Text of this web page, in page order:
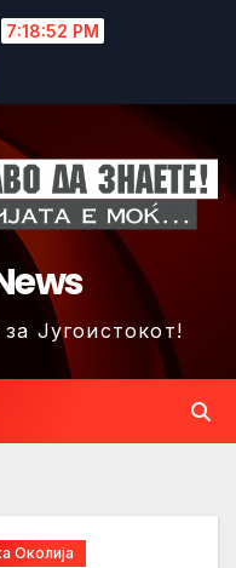
7:18:54 PM
Југоистокот!
Околија